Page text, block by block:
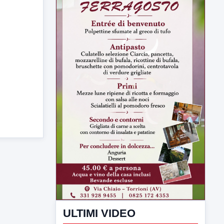
ULTIMI VIDEO
TUTTI I VIDEO
▶
7 AGOSTO 2026 SPORT BENEVENTO
Benevento Calcio: Le scelte di
Floro Flores per il debutto di Coppa
Italia
Il Benevento è pronto al debutto di Coppa
Italia. Scelte...